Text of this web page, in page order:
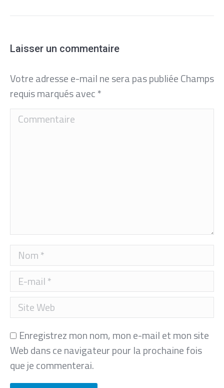
Laisser un commentaire
Votre adresse e-mail ne sera pas publiée Champs
requis marqués avec*
Commentaire
Nom *
E-mail *
Site Web
Enregistrez mon nom, mon e-mail et mon site
Web dans ce navigateur pour la prochaine fois
que je commenterai.